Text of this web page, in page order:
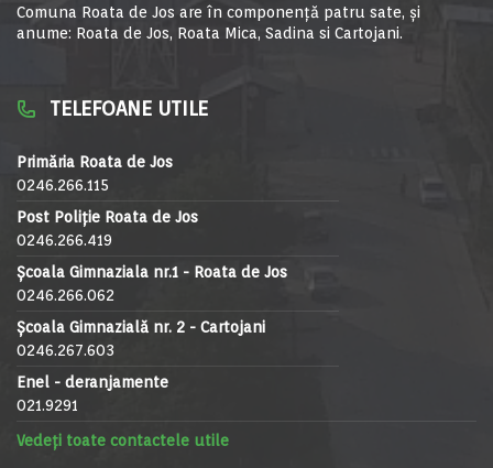
Comuna Roata de Jos are în componență patru sate, și
anume: Roata de Jos, Roata Mica, Sadina si Cartojani.
TELEFOANE UTILE
Primăria Roata de Jos
0246.266.115
Post Poliție Roata de Jos
0246.266.419
Școala Gimnaziala nr.1 - Roata de Jos
0246.266.062
Școala Gimnazială nr. 2 - Cartojani
0246.267.603
Enel - deranjamente
021.9291
Vedeți toate contactele utile